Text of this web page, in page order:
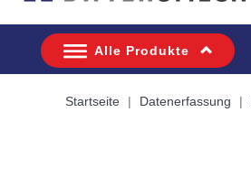
Alle Produkte
Startseite Datenerfassung